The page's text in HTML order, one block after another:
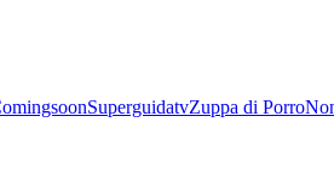
SuperguidatvZuppa di Porro